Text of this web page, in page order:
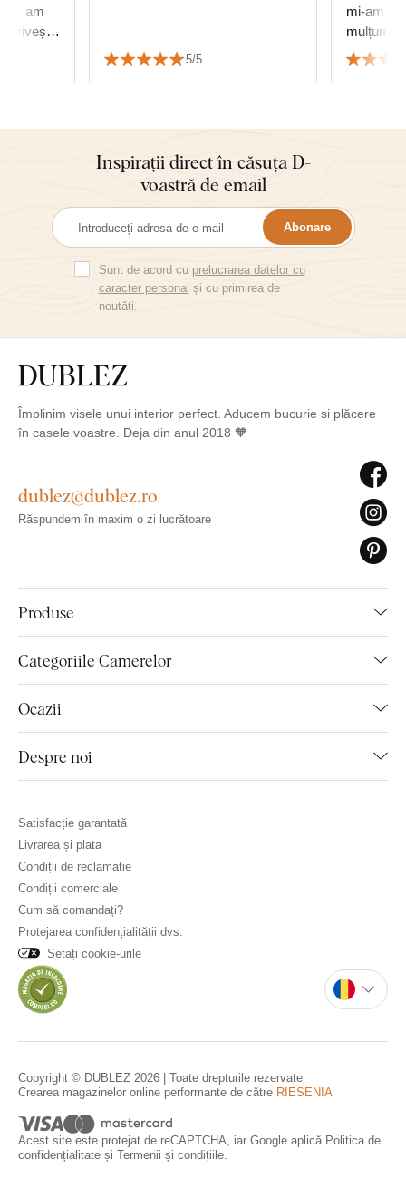
am
5/5
mi-am
Inspirații direct în căsuța D-
voastră de email
Abonare
Sunt de acord cu prelucrarea datelor cu
caracter personal și cu primirea de
noutăți.
Împlinim visele unui interior perfect. Aducem bucurie și plăcere
în casele voastre. Deja din anul 2018 🧡
Produse
Categoriile Camerelor
Ocazii
Despre noi
dublez@dublez.ro
Răspundem în maxim o zi lucrătoare
Satisfacție garantată
Livrarea și plata
Condiții de reclamație
Condiții comerciale
Cum să comandați?
Protejarea confidențialității dvs.
Setați cookie-urile
Copyright © DUBLEZ 2026 | Toate drepturile rezervate
Crearea magazinelor online performante de către RIESENIA
Acest site este protejat de reCAPTCHA, iar Google aplică Politica de
confidențialitate și Termenii și condițiile